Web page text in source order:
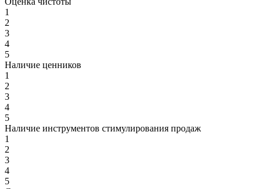
1
2
3
4
5
Наличие ценников
1
2
3
4
5
Наличие инструментов стимулирования продаж
1
2
3
4
5